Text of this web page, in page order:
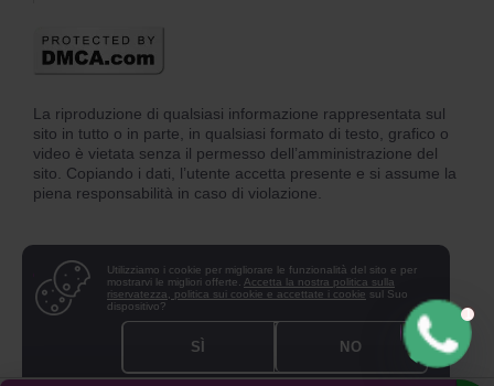
La riproduzione di qualsiasi informazione rappresentata sul
sito in tutto o in parte, in qualsiasi formato di testo, grafico o
video è vietata senza il permesso dell’amministrazione del
sito. Copiando i dati, l’utente accetta presente e si assume la
piena responsabilità in caso di violazione.
Utilizziamo i cookie per migliorare le funzionalità del sito e per
mostrarvi le migliori offerte. Accetta la nostra politica sulla
riservatezza, politica sui cookie e accettate i cookie sul Suo
dispositivo?
SÌ NO